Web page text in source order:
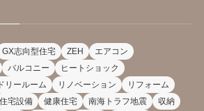
GX志向型住宅 ZEH
エアコン
バルコニー
ヒートショック
リールーム リノベーション
リフォーム
住宅設備 健康住宅 南海トラフ地震
収納